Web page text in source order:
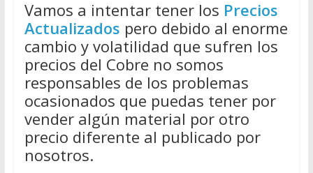
Vamos a intentar tener los Precios
Actualizados pero debido al enorme
cambio y volatilidad que sufren los
precios del Cobre no somos
responsables de los problemas
ocasionados que puedas tener por
vender algún material por otro
precio diferente al publicado por
nosotros.